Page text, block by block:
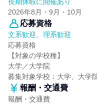
2026年8月・9月・10月
応募資格
文系歓迎、理系歓迎
応募資格
【対象の学校種】
大学／大学院
募集対象学校：大学、大学
報酬・交通費
報酬・交通費